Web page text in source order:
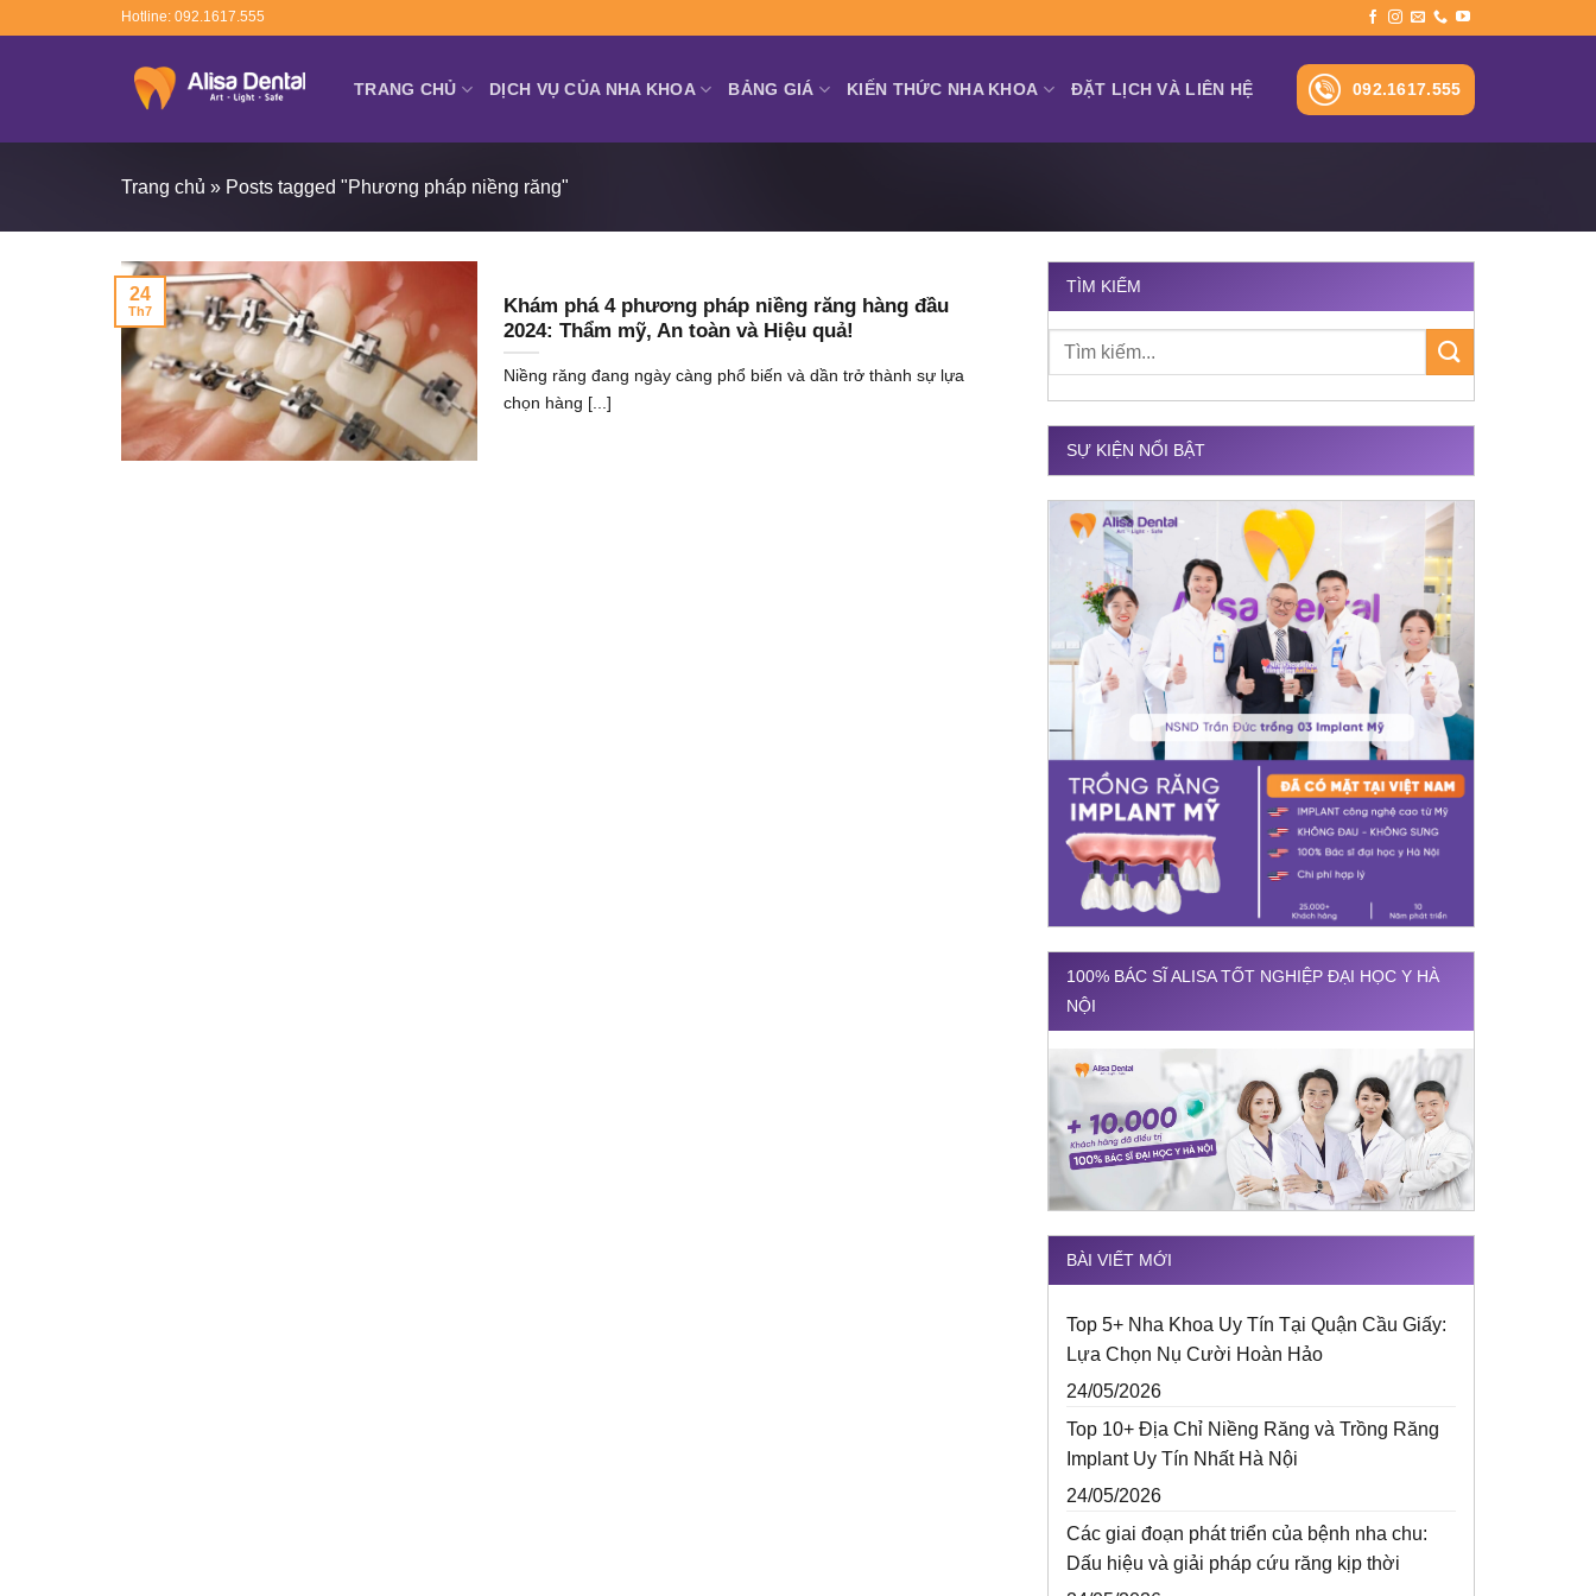
Hotline: 092.1617.555
TRANG CHỦ DỊCH VỤ CỦA NHA KHOA BẢNG GIÁ KIẾN THỨC NHA KHOA ĐẶT LỊCH VÀ LIÊN HỆ 092.1617.555
Trang chủ » Posts tagged "Phương pháp niềng răng"
Khám phá 4 phương pháp niềng răng hàng đầu
2024: Thẩm mỹ, An toàn và Hiệu quả!
Niềng răng đang ngày càng phổ biến và dần trở thành sự lựa
chọn hàng [...]
24
Th7
TÌM KIẾM
SỰ KIỆN NỔI BẬT
100% BÁC SĨ ALISA TỐT NGHIỆP ĐẠI HỌC Y HÀ
NỘI
BÀI VIẾT MỚI
Top 5+ Nha Khoa Uy Tín Tại Quận Cầu Giấy:
Lựa Chọn Nụ Cười Hoàn Hảo
24/05/2026
Top 10+ Địa Chỉ Niềng Răng và Trồng Răng
Implant Uy Tín Nhất Hà Nội
24/05/2026
Các giai đoạn phát triển của bệnh nha chu:
Dấu hiệu và giải pháp cứu răng kịp thời